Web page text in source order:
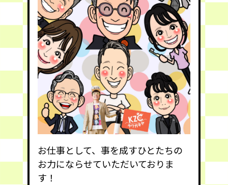
お仕事として、事を成すひとたちの
お力にならせていただいておりま
す！